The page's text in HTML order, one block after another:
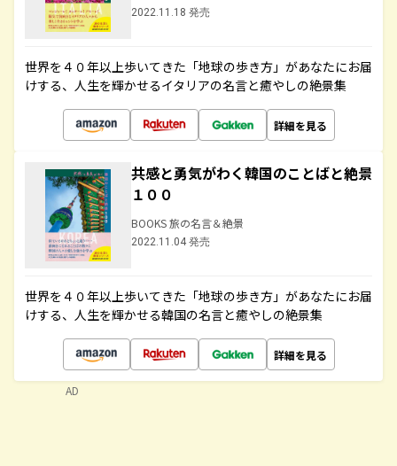
2022.11.18 発売
世界を４０年以上歩いてきた「地球の歩き方」があなたにお届
けする、人生を輝かせるイタリアの名言と癒やしの絶景集
詳細を見る
共感と勇気がわく韓国のことばと絶景
１００
BOOKS 旅の名言＆絶景
2022.11.04 発売
世界を４０年以上歩いてきた「地球の歩き方」があなたにお届
けする、人生を輝かせる韓国の名言と癒やしの絶景集
詳細を見る
AD